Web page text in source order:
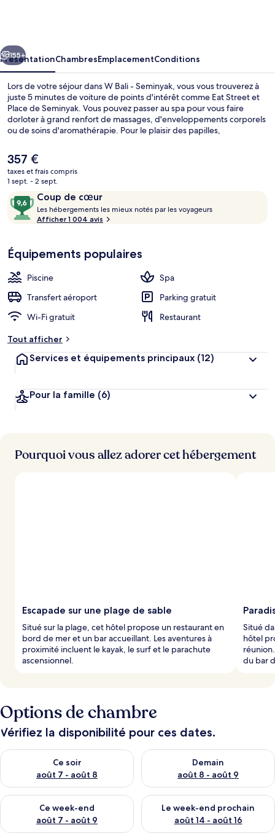
Suivant
155+
PrésentationChambresEmplacementConditions
Lors de votre séjour dans W Bali - Seminyak, vous vous trouverez à
juste 5 minutes de voiture de points d'intérêt comme Eat Street et
Place de Seminyak. Vous pouvez passer au spa pour vous faire
dorloter à grand renfort de massages, d'enveloppements corporels
ou de soins d'aromathérapie. Pour le plaisir des papilles,
que le dîner. Cet hôtel de luxe abrite en outre 3 bars/lounges, une
piscine extérieure et un bar à la plage. Le personnel attentionné et
la présentation générale remportent un vif succès auprès des autres
voyageurs.
Le
prix
actuel
de
357 €.
357 €
taxes et frais compris
1 sept. - 2 sept.
Avis
voyageurs
Coup de cœur
9,6
sur
10,
cœur
Les hébergements les mieux notés par les voyageurs
r
n
i
e
e
r
s
Afficher 1 004 avis
Équipements populaires
Piscine
Spa
Transfert aéroport
Parking gratuit
Wi-Fi gratuit
Restaurant
Tout afficher
Services et équipements principaux (12)
Pour la famille (6)
Pourquoi vous allez adorer cet hébergement
Escapade sur une plage de sable
Situé sur la plage, cet hôtel propose un restaurant en
bord de mer et un bar accueillant. Les aventures à
proximité incluent le kayak, le surf et le parachute
ascensionnel.
Situé
hôtel
du bar
Options de chambre
Vérifiez la disponibilité pour ces dates.
Ce soir
août 7 - août 8
Vérifier la disponibilité pour ce soir août 7 - août 8
Demain
août 8 - août 9
Vérifier la disponibilité pour
Ce week-end
août 7 - août 9
Vérifier la disponibilité pour ce week-end août 7 - août 9
Le week-end prochain
août 14 - août 16
Vérifier la disponibilité pour